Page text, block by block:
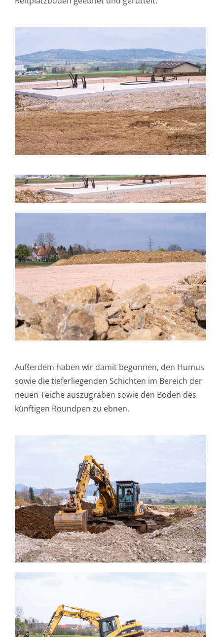
Außerdem haben wir damit begonnen, den Humus
sowie die tieferliegenden Schichten im Bereich der
neuen Teiche auszugraben sowie den Boden des
künftigen Roundpen zu ebnen.